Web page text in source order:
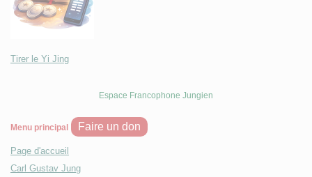
Tirer le Yi Jing
Espace Francophone Jungien
Menu principal Faire un don
Page d'accueil
Carl Gustav Jung